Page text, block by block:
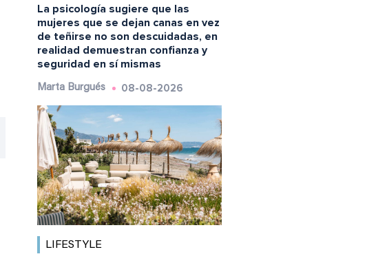
La psicología sugiere que las
mujeres que se dejan canas en vez
de teñirse no son descuidadas, en
realidad demuestran confianza y
seguridad en sí mismas
Marta Burgués 08-08-2026
LIFESTYLE